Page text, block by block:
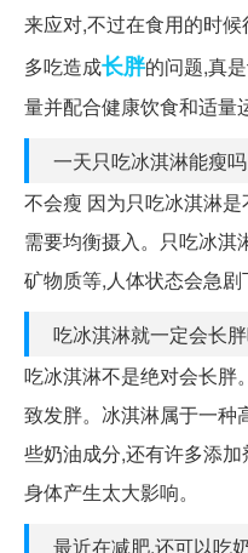
来应对,不过在食用的时
多吃造成长胖的问题,真
量并配合健康饮食和适量
一天只吃冰淇淋能瘦吗
不会瘦 因为只吃冰淇淋
需要均衡摄入。只吃冰淇
矿物质等,人体状态会急剧
吃冰淇淋就一定会长
吃冰淇淋不是绝对会长胖
致发胖。冰淇淋属于一种
些奶油成分,还有许多添
身体产生太大影响。
最近在减肥,还可以吃